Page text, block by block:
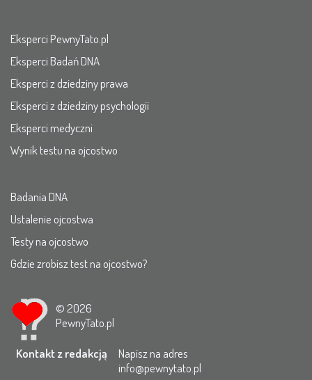
Eksperci PewnyTato.pl
Eksperci Badań DNA
Eksperci z dziedziny prawa
Eksperci z dziedziny psychologii
Eksperci medyczni
Wynik testu na ojcostwo
Badania DNA
Ustalenie ojcostwa
Testy na ojcostwo
Gdzie zrobisz test na ojcostwo?
© 2026
PewnyTato.pl
Kontakt z redakcją
Napisz na adres
info@pewnytato.pl